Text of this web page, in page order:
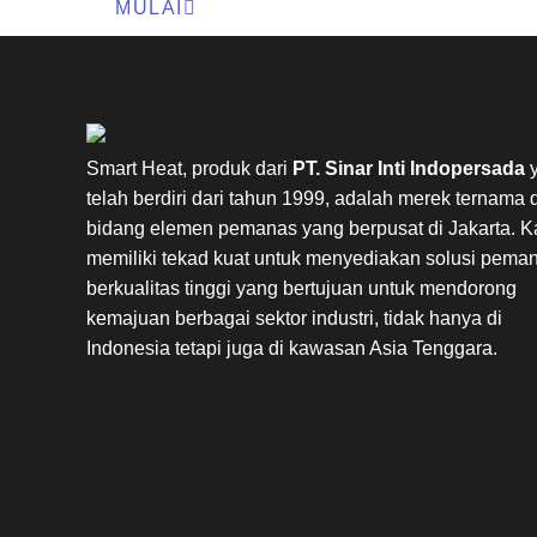
MULAI
Smart Heat, produk dari PT. Sinar Inti Indopersada
telah berdiri dari tahun 1999, adalah merek ternama
bidang elemen pemanas yang berpusat di Jakarta.
memiliki tekad kuat untuk menyediakan solusi
berkualitas tinggi yang bertujuan untuk mendorong
kemajuan berbagai sektor industri, tidak hanya di
Indonesia tetapi juga di kawasan Asia Tenggara.